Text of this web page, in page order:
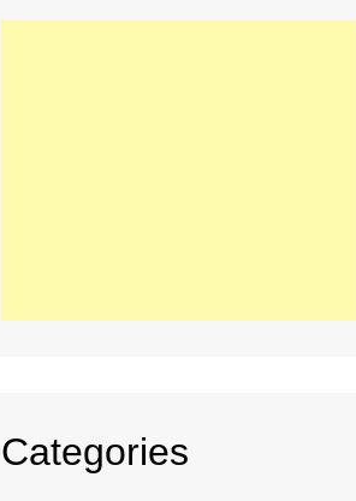
Categories